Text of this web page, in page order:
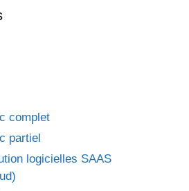
complet
partiel
logicielles SAAS